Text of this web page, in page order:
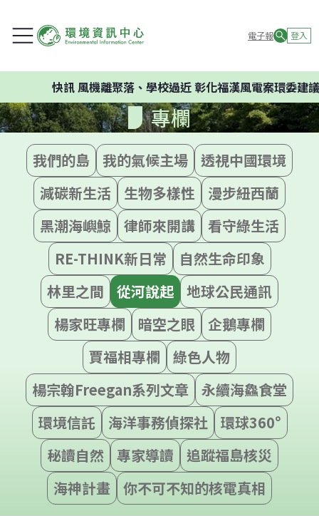
電子報 登入
風機離聚落、學校過近 彰化福漢風電案環委建議不應開發
專欄
我們的島 我的氣候主場
透視中國環境
減碳新生活
生物多樣性
漫步紐西蘭
黑潮海嶼鯨
律師來開講
看守綠生活
RE-THINK新日常
自然生命印象
林里之間
從河說起
地球公民通訊
楊家旺專欄
暗空之眼
企鵝專欄
賈福相專欄
綠色人物
楊宗翰Freegan系列文章
永續海鱻食堂
環境信託
海洋事務偵探社
環球360°
秘讀自然
專家導讀
追蹤福島核災
海神計畫
你不可不知的核電真相